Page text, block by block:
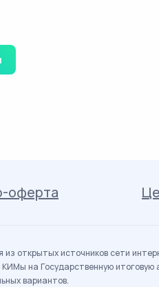
оферта
открытых источников сети
на Государственную
вариантов.